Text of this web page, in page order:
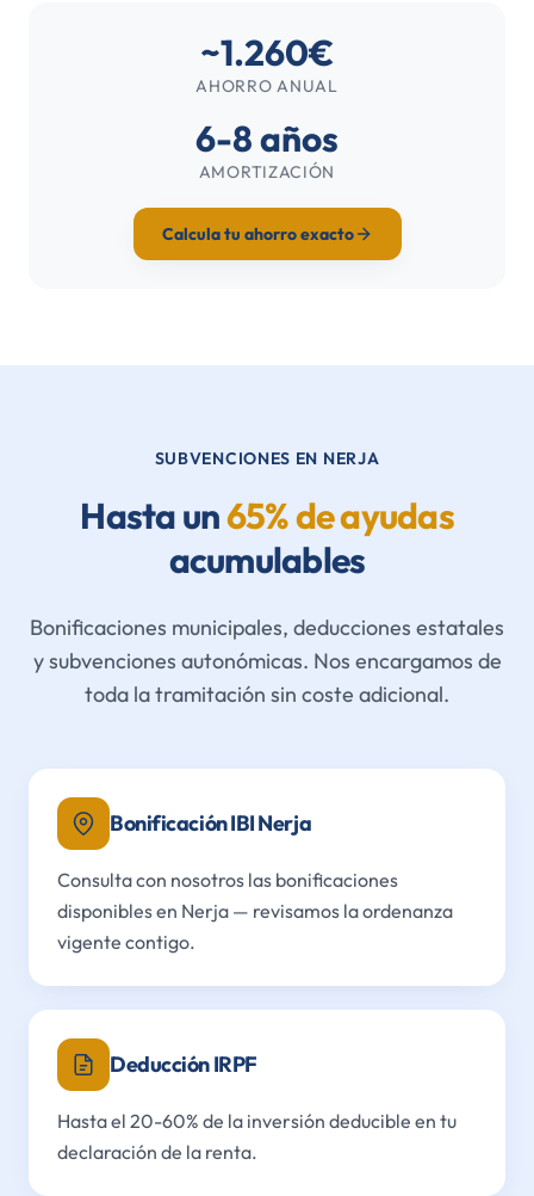
~1.260€
AHORRO ANUAL
6-8 años
AMORTIZACIÓN
Calcula tu ahorro exacto
SUBVENCIONES EN NERJA
Hasta un65% de ayudas
acumulables
Bonificaciones municipales, deducciones estatales
y subvenciones autonómicas. Nos encargamos de
toda la tramitación sin coste adicional.
Bonificación IBI Nerja
Consulta con nosotros las bonificaciones
disponibles en Nerja — revisamos la ordenanza
vigente contigo.
Deducción IRPF
Hasta el 20-60% de la inversión deducible en tu
declaración de la renta.